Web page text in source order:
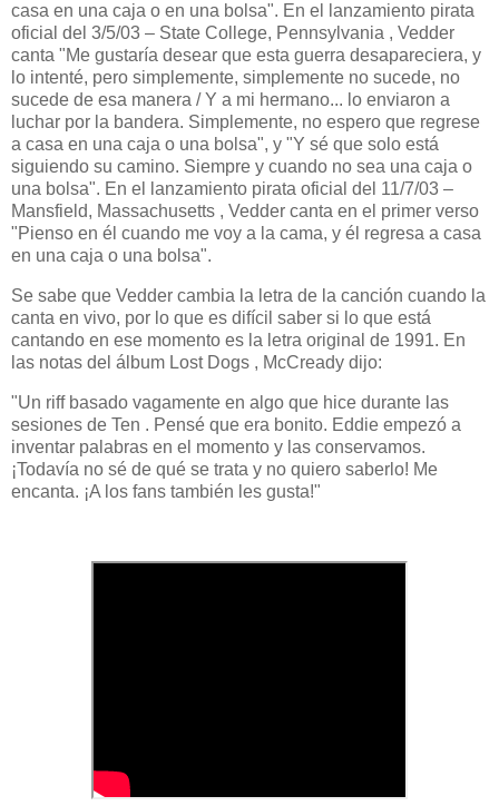
casa en una caja o en una bolsa". En el lanzamiento pirata
oficial del 3/5/03 – State College, Pennsylvania , Vedder
canta "Me gustaría desear que esta guerra desapareciera, y
lo intenté, pero simplemente, simplemente no sucede, no
sucede de esa manera / Y a mi hermano... lo enviaron a
luchar por la bandera. Simplemente, no espero que regrese
a casa en una caja o una bolsa", y "Y sé que solo está
siguiendo su camino. Siempre y cuando no sea una caja o
una bolsa". En el lanzamiento pirata oficial del 11/7/03 –
Mansfield, Massachusetts , Vedder canta en el primer verso
"Pienso en él cuando me voy a la cama, y ​​él regresa a casa
en una caja o una bolsa".
Se sabe que Vedder cambia la letra de la canción cuando la
canta en vivo, por lo que es difícil saber si lo que está
cantando en ese momento es la letra original de 1991. En
las notas del álbum Lost Dogs , McCready dijo:
"Un riff basado vagamente en algo que hice durante las
sesiones de Ten . Pensé que era bonito. Eddie empezó a
inventar palabras en el momento y las conservamos.
¡Todavía no sé de qué se trata y no quiero saberlo! Me
encanta. ¡A los fans también les gusta!"